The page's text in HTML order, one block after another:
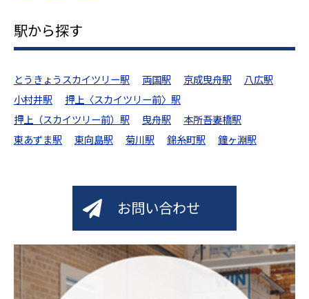
駅から探す
とうきょうスカイツリー駅 両国駅 京成曳舟駅
八広駅
小村井駅
押上〈スカイツリー前〉駅
押上（スカイツリー前）駅
曳舟駅
本所吾妻橋駅
東あずま駅
東向島駅 菊川駅 錦糸町駅 鐘ヶ淵駅
お問い合わせ